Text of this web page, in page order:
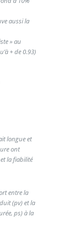
aussi la
» au
+ de 0.93)
longue et
ont
la fiabilité
entre la
(pv) et la
ps) à la